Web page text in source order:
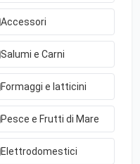
Accessori
Salumi e Carni
Formaggi e latticini
Pesce e Frutti di Mare
Elettrodomestici